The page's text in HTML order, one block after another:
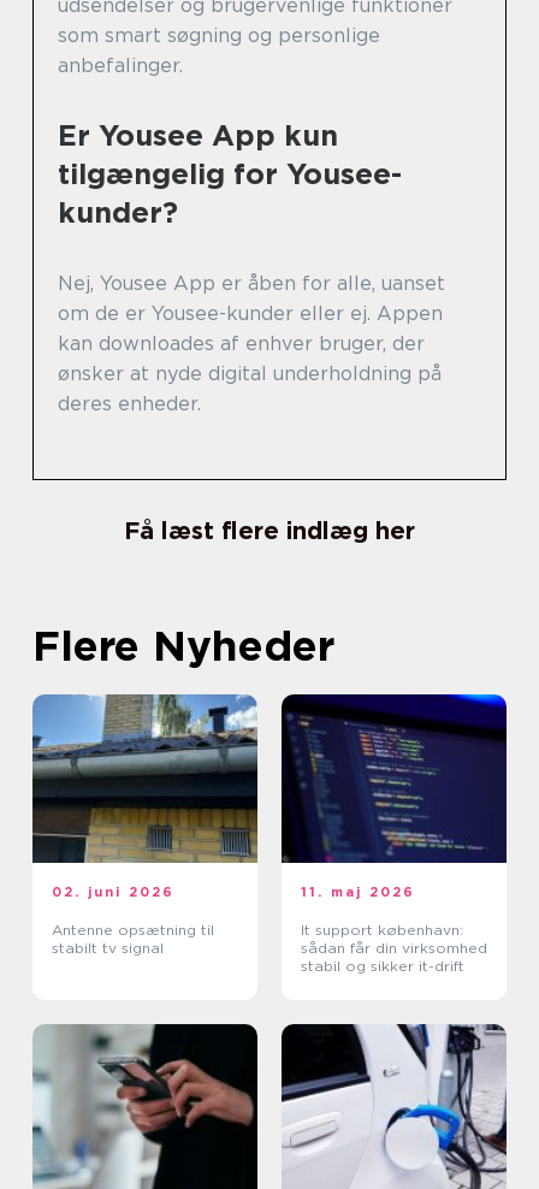
udsendelser og brugervenlige funktioner
som smart søgning og personlige
anbefalinger.
Er Yousee App kun
tilgængelig for Yousee-
kunder?
Nej, Yousee App er åben for alle, uanset
om de er Yousee-kunder eller ej. Appen
kan downloades af enhver bruger, der
ønsker at nyde digital underholdning på
deres enheder.
Få læst flere indlæg her
Flere Nyheder
02. juni 2026
Antenne opsætning til
stabilt tv signal
11. maj 2026
It support københavn:
sådan får din virksomhed
stabil og sikker it-drift